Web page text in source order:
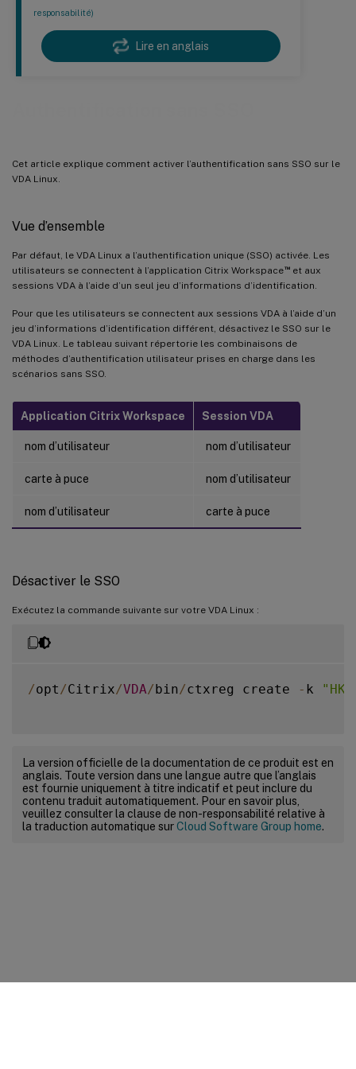
responsabilité)
Lire en anglais
Cet article explique comment activer l’authentification sans SSO sur le
VDA Linux.
Vue d’ensemble
Par défaut, le VDA Linux a l’authentification unique (SSO) activée. Les
utilisateurs se connectent à l’application Citrix Workspace™et aux
sessions VDA à l’aide d’un seul jeu d’informations d’identification.
Pour que les utilisateurs se connectent aux sessions VDA à l’aide d’un
jeu d’informations d’identification différent, désactivez le SSO sur le
VDA Linux. Le tableau suivant répertorie les combinaisons de
méthodes d’authentification utilisateur prises en charge dans les
scénarios sans SSO.
Application Citrix Workspace Session VDA
nom d’utilisateur nom d’utilisateur
carte à puce nom d’utilisateur
nom d’utilisateur carte à puce
Désactiver le SSO
Exécutez la commande suivante sur votre VDA Linux :
/opt /Citrix/VDA/bin/ctxreg create - k
La version officielle de la documentation de ce produit est en
anglais. Toute version dans une langue autre que l’anglais
est fournie uniquement à titre indicatif et peut inclure du
contenu traduit automatiquement. Pour en savoir plus,
veuillez consulter la clause de non-responsabilité relative à
la traduction automatique surCloud Software Group home.